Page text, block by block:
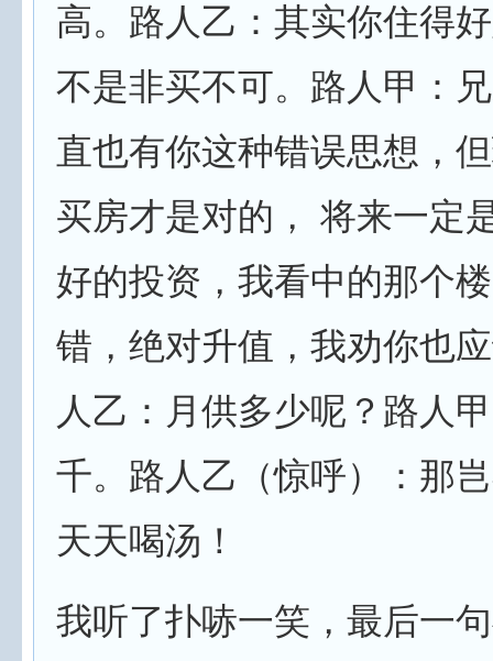
高。路人乙：其实你住得
不是非买不可。路人甲：
直也有你这种错误思想，
买房才是对的， 将来一定
好的投资，我看中的那个
错，绝对升值，我劝你也
人乙：月供多少呢？路人
千。路人乙（惊呼）：那
天天喝汤！
我听了扑哧一笑，最后一